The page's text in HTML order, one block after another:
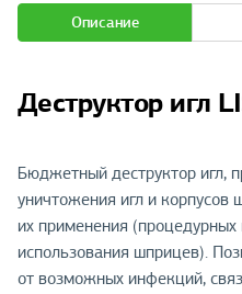
Описание
Деструктор игл
Бюджетный деструктор игл,
уничтожения игл и корпусов
их применения (процедурных
использования шприцев).
от возможных инфекций,